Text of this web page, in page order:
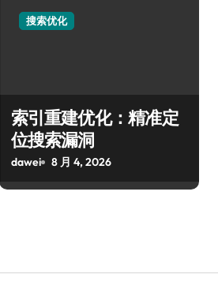
搜索优化
索引重建优化：精准定
位搜索漏洞
dawei 8 月 4, 2026